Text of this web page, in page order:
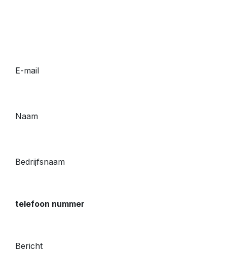
E-mail
Naam
Bedrijfsnaam
telefoon nummer
Bericht